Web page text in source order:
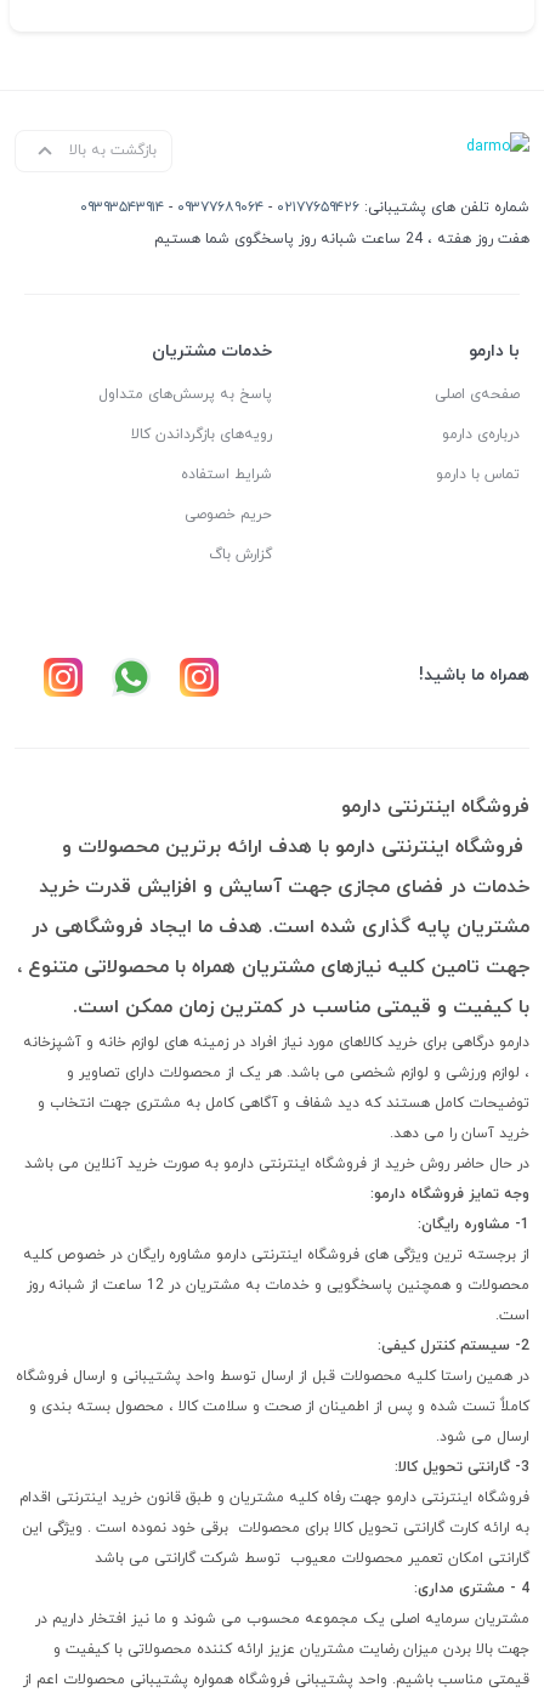
بازگشت به بالا
شماره تلفن های پشتیبانی: ۰۲۱۷۷۶۵۹۴۲۶ - ۰۹۳۷۷۶۸۹۰۶۴ - ۰۹۳۹۳۵۴۳۹۱۴
هفت روز هفته ، 24 ساعت شبانه روز پاسخگوی شما هستیم
با دارمو
صفحه‌ی اصلی
درباره‌ی دارمو
تماس با دارمو
خدمات مشتریان
پاسخ به پرسش‌های متداول
رویه‌های بازگرداندن کالا
شرایط استفاده
حریم خصوصی
گزارش باگ
همراه ما باشید!
فروشگاه اینترنتی دارمو
فروشگاه اینترنتی دارمو با هدف ارائه برترین محصولات و
خدمات در فضای مجازی جهت آسایش و افزایش قدرت خرید
مشتریان پایه گذاری شده است. هدف ما ایجاد فروشگاهی در
جهت تامین کلیه نیازهای مشتریان همراه با محصولاتی متنوع ،
با کیفیت و قیمتی مناسب در کمترین زمان ممکن است.
دارمو درگاهی برای خرید کالاهای مورد نیاز افراد در زمینه های لوازم خانه و آشپزخانه
، لوازم ورزشی و لوازم شخصی می باشد. هر یک از محصولات دارای تصاویر و
توضیحات کامل هستند که دید شفاف و آگاهی کامل به مشتری جهت انتخاب و
خرید آسان را می دهد.
در حال حاضر روش خرید از فروشگاه اینترنتی دارمو به صورت خرید آنلاین می باشد
وجه تمایز فروشگاه دارمو:
1- مشاوره رایگان:
از برجسته ترین ویژگی های فروشگاه اینترنتی دارمو مشاوره رایگان در خصوص کلیه
محصولات و همچنین پاسخگویی و خدمات به مشتریان در 12 ساعت از شبانه روز
است.
2- سیستم کنترل کیفی:
در همین راستا کلیه محصولات قبل از ارسال توسط واحد پشتیبانی و ارسال فروشگاه
کاملاٌ تست شده و پس از اطمینان از صحت و سلامت کالا ، محصول بسته بندی و
ارسال می شود.
3- گارانتی تحویل کالا:
فروشگاه اینترنتی دارمو جهت رفاه کلیه مشتریان و طبق قانون خرید اینترنتی اقدام
به ارائه کارت گارانتی تحویل کالا برای محصولات برقی خود نموده است . ویژگی این
گارانتی امکان تعمیر محصولات معیوب توسط شرکت گارانتی می باشد
4 - مشتری مداری:
مشتریان سرمایه اصلی یک مجموعه محسوب می شوند و ما نیز افتخار داریم در
جهت بالا بردن میزان رضایت مشتریان عزیز ارائه کننده محصولاتی با کیفیت و
قیمتی مناسب باشیم. واحد پشتیبانی فروشگاه همواره پشتیبانی محصولات اعم از